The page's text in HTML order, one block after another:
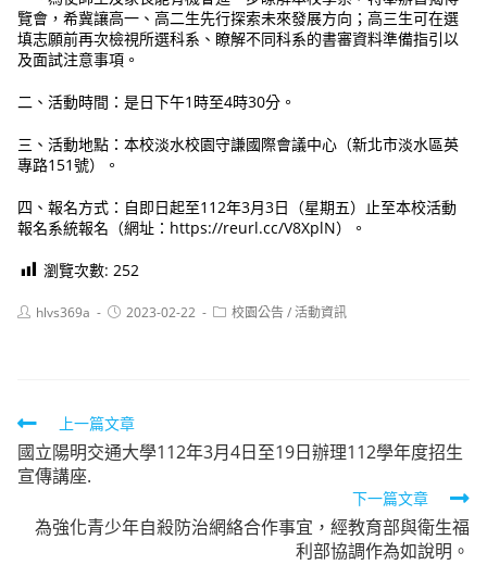
覽會，希冀讓高一、高二生先行探索未來發展方向；高三生可在選
填志願前再次檢視所選科系、瞭解不同科系的書審資料準備指引以
及面試注意事項。
二、活動時間：是日下午1時至4時30分。
三、活動地點：本校淡水校園守謙國際會議中心（新北市淡水區英
專路151號）。
四、報名方式：自即日起至112年3月3日（星期五）止至本校活動
報名系統報名（網址：https://reurl.cc/V8XplN）。
瀏覽次數: 252
Posthlvs369a
Post2023-02-22
Post校園公告/活動資訊
Read
more
articles
上一篇文章
國立陽明交通大學112年3月4日至19日辦理112學年度招生
宣傳講座.
下一篇文章
為強化青少年自殺防治網絡合作事宜，經教育部與衛生福
利部協調作為如說明。